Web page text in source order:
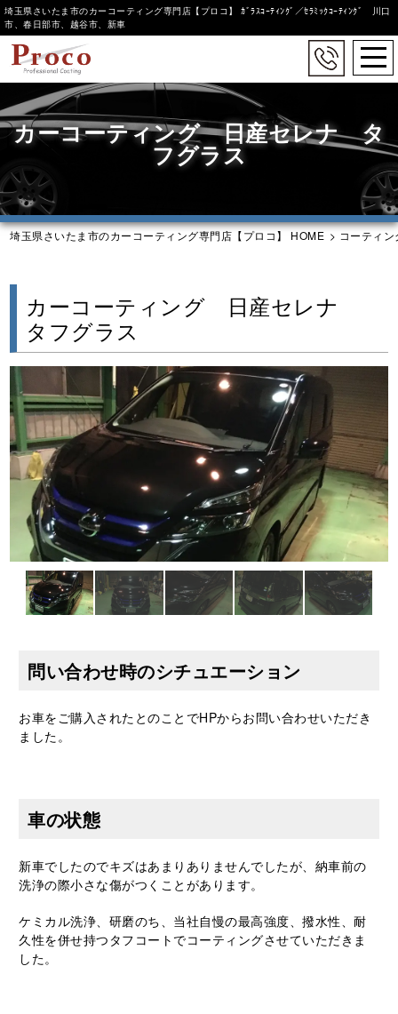
to
main
content
埼玉県さいたま市のカーコーティング専門店【プロコ】 ｶﾞﾗｽｺｰﾃｨﾝｸﾞ／ｾﾗﾐｯｸｺｰﾃｨﾝｸﾞ 川口
市、春日部市、越谷市、新車
カーコーティング 日産セレナ タ
フグラス
埼玉県さいたま市のカーコーティング専門店【プロコ】 HOME > コーティン
カーコーティング 日産セレナ
タフグラス
問い合わせ時のシチュエーション
お車をご購入されたとのことでHPからお問い合わせいただき
ました。
車の状態
新車でしたのでキズはあまりありませんでしたが、納車前の
洗浄の際小さな傷がつくことがあります。
ケミカル洗浄、研磨のち、当社自慢の最高強度、撥水性、耐
久性を併せ持つタフコートでコーティングさせていただきま
した。